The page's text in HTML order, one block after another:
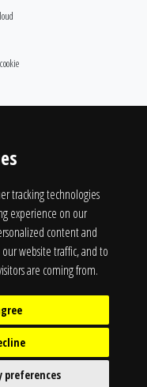
tracking technologies
experience on our
content and
website traffic, and to
are coming from.
preferences